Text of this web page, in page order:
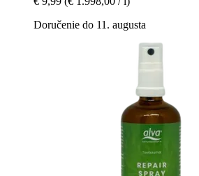
Doručenie do 11. augusta